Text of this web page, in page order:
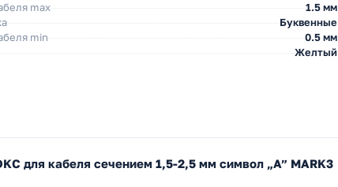
max
1.5 мм
Буквенные
min
0.5 мм
Желтый
для кабеля сечением 1,5-2,5 мм символ „A” MARK3